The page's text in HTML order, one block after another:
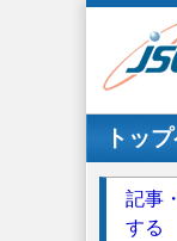
メイン
トッ
記事
する